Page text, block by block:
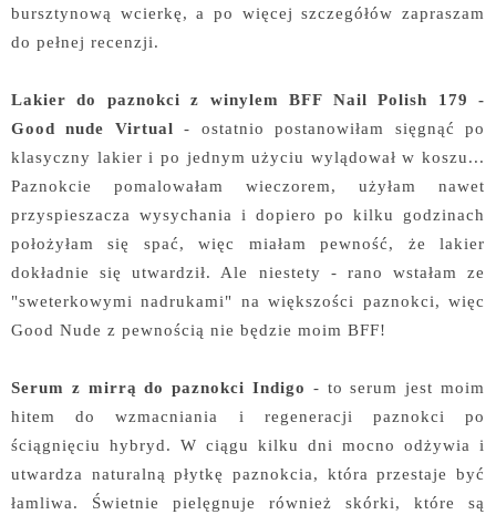
bursztynową wcierkę, a po więcej szczegółów zapraszam
do pełnej recenzji.
Lakier do paznokci z winylem BFF Nail Polish 179 -
Good nude Virtual - ostatnio postanowiłam sięgnąć po
klasyczny lakier i po jednym użyciu wylądował w koszu...
Paznokcie pomalowałam wieczorem, użyłam nawet
przyspieszacza wysychania i dopiero po kilku godzinach
położyłam się spać, więc miałam pewność, że lakier
dokładnie się utwardził. Ale niestety - rano wstałam ze
"sweterkowymi nadrukami" na większości paznokci, więc
Good Nude z pewnością nie będzie moim BFF!
Serum z mirrą do paznokci Indigo - to serum jest moim
hitem do wzmacniania i regeneracji paznokci po
ściągnięciu hybryd. W ciągu kilku dni mocno odżywia i
utwardza naturalną płytkę paznokcia, która przestaje być
łamliwa. Świetnie pielęgnuje również skórki, które są